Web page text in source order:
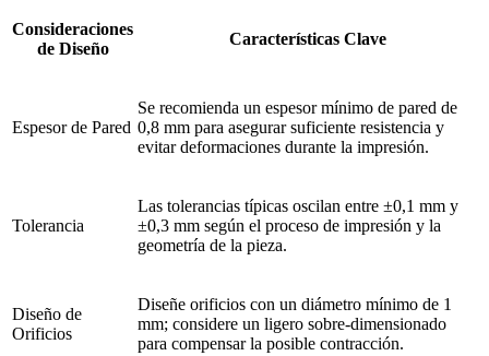
Consideraciones
de Diseño
Características Clave
Espesor de Pared
Se recomienda un espesor mínimo de pared de
0,8 mm para asegurar suficiente resistencia y
evitar deformaciones durante la impresión.
Tolerancia
Las tolerancias típicas oscilan entre ±0,1 mm y
±0,3 mm según el proceso de impresión y la
geometría de la pieza.
Diseño de
Orificios
Diseñe orificios con un diámetro mínimo de 1
mm; considere un ligero sobre-dimensionado
para compensar la posible contracción.